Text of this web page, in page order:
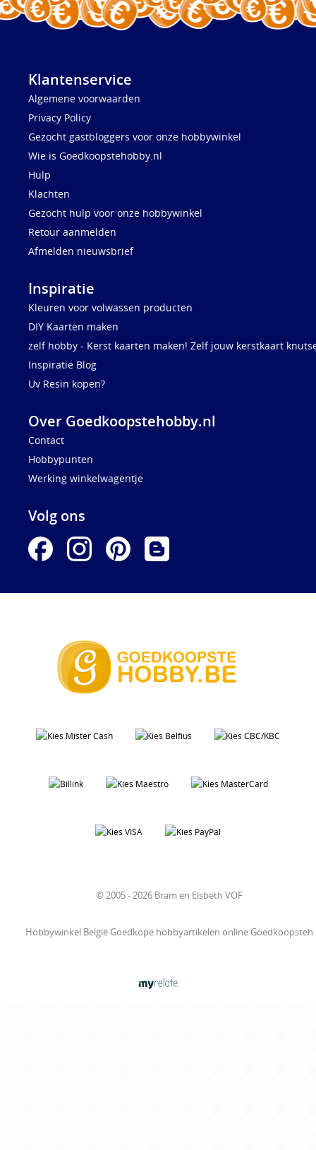
Klantenservice
Algemene voorwaarden
Privacy Policy
Gezocht gastbloggers voor onze hobbywinkel
Wie is Goedkoopstehobby.nl
Hulp
Klachten
Gezocht hulp voor onze hobbywinkel
Retour aanmelden
Afmelden nieuwsbrief
Inspiratie
Kleuren voor volwassen producten
DIY Kaarten maken
zelf hobby - Kerst kaarten maken! Zelf jouw kerstkaart
Inspiratie Blog
Uv Resin kopen?
Over Goedkoopstehobby.nl
Contact
Hobbypunten
Werking winkelwagentje
Volg ons
© 2005 - 2026 Bram en Elsbeth VOF
Hobbywinkel België Goedkope hobbyartikelen online Goedkoopsteh